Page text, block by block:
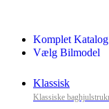
Komplet Katalog
Vælg Bilmodel
Klassisk
Klassiske